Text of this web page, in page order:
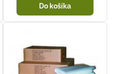
Do košíka